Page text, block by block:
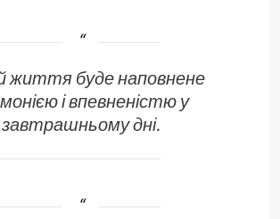
життя буде наповнене
і впевненістю у
завтрашньому дні.